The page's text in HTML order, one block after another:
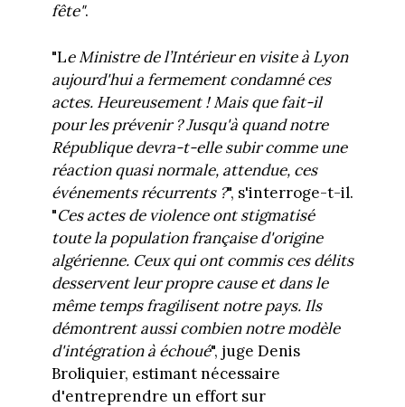
fête".
"Le Ministre de l’Intérieur en visite à Lyon
aujourd'hui a fermement condamné ces
actes. Heureusement ! Mais que fait-il
pour les prévenir ? Jusqu'à quand notre
République devra-t-elle subir comme une
réaction quasi normale, attendue, ces
événements récurrents ?", s'interroge-t-il.
"Ces actes de violence ont stigmatisé
toute la population française d'origine
algérienne. Ceux qui ont commis ces délits
desservent leur propre cause et dans le
même temps fragilisent notre pays. Ils
démontrent aussi combien notre modèle
d'intégration à échoué", juge Denis
Broliquier, estimant nécessaire
d'entreprendre un effort sur